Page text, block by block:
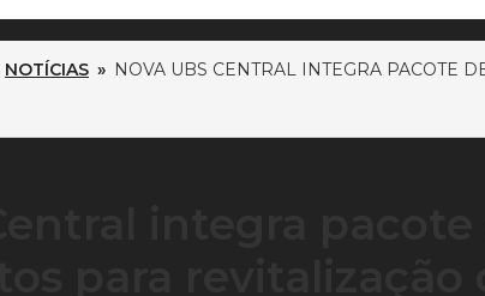
NOTÍCIAS » NOVA UBS CENTRAL INTEGRA PACOTE